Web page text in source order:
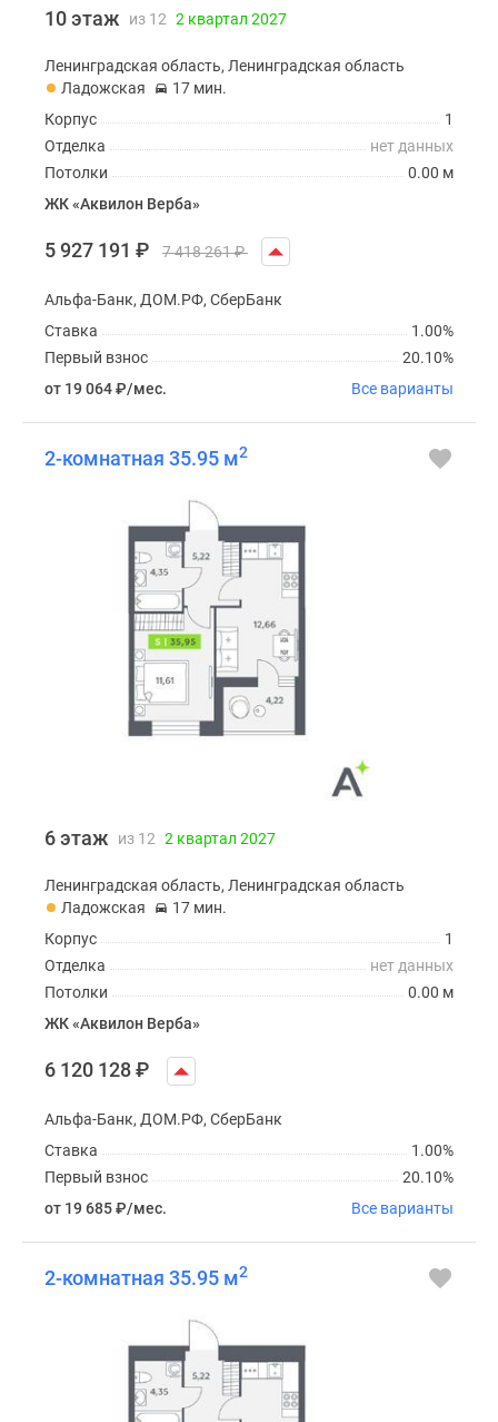
10 этаж из 12 2 квартал 2027
Ленинградская область, Ленинградская область
Ладожская
17 мин.
1
Корпус
нет данных
Отделка
0.00 м
Потолки
ЖК «Аквилон Верба»
5 927 191 ₽ 7 418 261₽
Альфа-Банк, ДОМ.РФ, СберБанк
1.00%
Ставка
20.10%
Первый взнос
от 19 064₽/мес. Все варианты
2-комнатная 35.95 м2
6 этаж из 12 2 квартал 2027
Ленинградская область, Ленинградская область
Ладожская
17 мин.
1
Корпус
нет данных
Отделка
0.00 м
Потолки
ЖК «Аквилон Верба»
6 120 128₽
Альфа-Банк, ДОМ.РФ, СберБанк
1.00%
Ставка
20.10%
Первый взнос
от 19 685₽/мес. Все варианты
2-комнатная 35.95 м2